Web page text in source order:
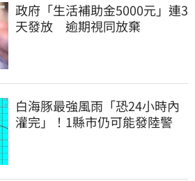
政府「生活補助金5000元」連3
天發放 逾期視同放棄
白海豚最強風雨「恐24小時內
灌完」！1縣市仍可能發陸警